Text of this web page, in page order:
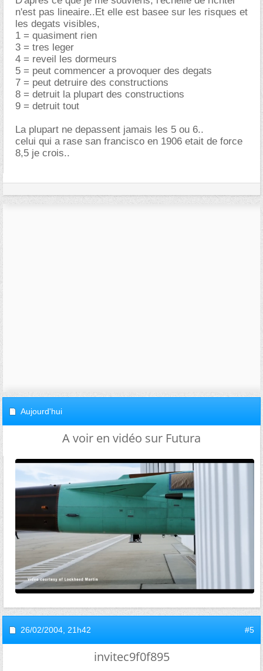
n'est pas lineaire..Et elle est basee sur les risques et
les degats visibles,
1 = quasiment rien
3 = tres leger
4 = reveil les dormeurs
5 = peut commencer a provoquer des degats
7 = peut detruire des constructions
8 = detruit la plupart des constructions
9 = detruit tout
La plupart ne depassent jamais les 5 ou 6..
celui qui a rase san francisco en 1906 etait de force
8,5 je crois..
Aujourd'hui
A voir en vidéo sur Futura
26/02/2004, 21h42 #5
invitec9f0f895